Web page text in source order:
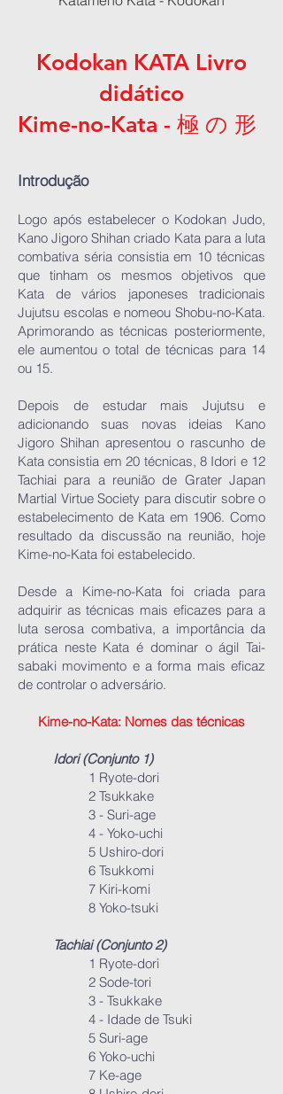
Kodokan KATA Livro
didático
Kime-no-Kata - 極 の 形
Introdução
Logo após estabelecer o Kodokan Judo,
Kano Jigoro Shihan criado Kata para a luta
combativa séria consistia em 10 técnicas
que tinham os mesmos objetivos que
Kata de vários japoneses tradicionais
Jujutsu escolas e nomeou Shobu-no-Kata.
Aprimorando as técnicas posteriormente,
ele aumentou o total de técnicas para 14
ou 15.
Depois de estudar mais Jujutsu e
adicionando suas novas ideias Kano
Jigoro Shihan apresentou o rascunho de
Kata consistia em 20 técnicas, 8 Idori e 12
Tachiai para a reunião de Grater Japan
Martial Virtue Society para discutir sobre o
estabelecimento de Kata em 1906. Como
resultado da discussão na reunião, hoje
Kime-no-Kata foi estabelecido.
Desde a Kime-no-Kata foi criada para
adquirir as técnicas mais eficazes para a
luta serosa combativa, a importância da
prática neste Kata é dominar o ágil Tai-
sabaki movimento e a forma mais eficaz
de controlar o adversário.
Kime-no-Kata: Nomes das técnicas
Idori (Conjunto 1)
1 Ryote-dori
2 Tsukkake
3 - Suri-age
4 - Yoko-uchi
5 Ushiro-dori
6 Tsukkomi
7 Kiri-komi
8 Yoko-tsuki
Tachiai (Conjunto 2)
1 Ryote-dori
2 Sode-tori
3 - Tsukkake
4 - Idade de Tsuki
5 Suri-age
6 Yoko-uchi
7 Ke-age